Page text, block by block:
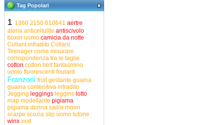
Tag Popolari
1 1360 2150 610641 aertre
alena anticellulite antiscivolo
boxer uomo camicia da notte
Collant infradito Collant
Teenager come misurare
corrispondenza tra le taglie
cotton cotton beltfantasmino
uomo fluorescenti foulard
Franzoni fruitgestante guaina
guaina contenitiva infradito
Jegging leggings leggins lotto
map modellante pigiama
pigiama donna sailor moon
scarpe scozia slip uomo tutone
winx xxxl